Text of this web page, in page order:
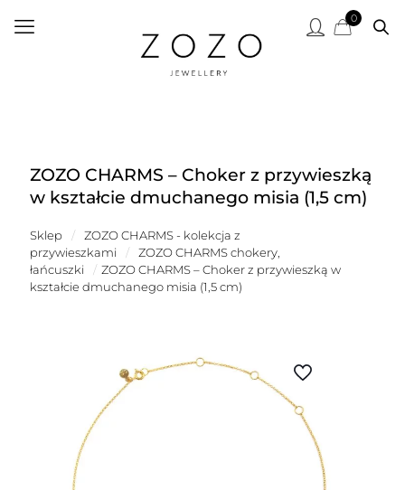
0
ZOZO CHARMS – Choker z przywieszką
w kształcie dmuchanego misia (1,5 cm)
Sklep /
ZOZO CHARMS - kolekcja z
przywieszkami
/
ZOZO CHARMS chokery,
łańcuszki
/ ZOZO CHARMS – Choker z przywieszką w
kształcie dmuchanego misia (1,5 cm)